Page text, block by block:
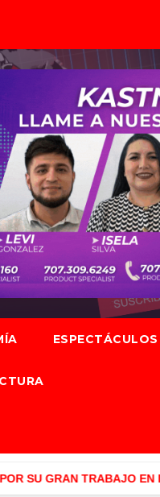
ESPECTÁCULOS
EN LA PODA DE UVAS